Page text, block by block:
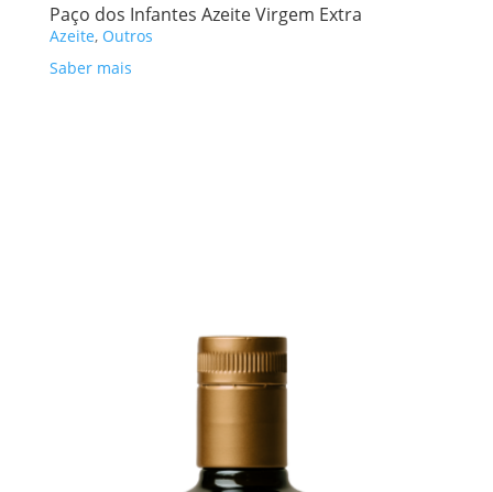
Paço dos Infantes Azeite Virgem Extra
Azeite, Outros
Saber mais